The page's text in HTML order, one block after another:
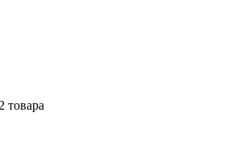
2 товара